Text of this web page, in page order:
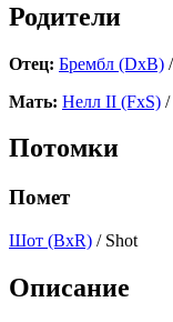
Родители
Отец: Брембл (DxB)
Мать: Нелл II (FxS) /
Потомки
Помет
Шот (BxR) / Shot
Описание